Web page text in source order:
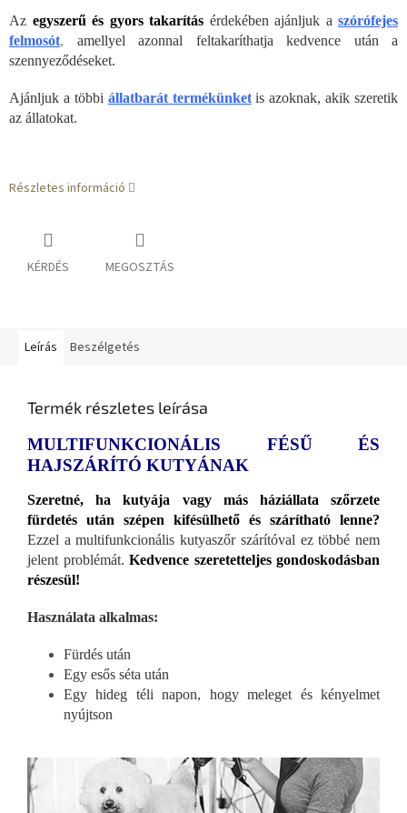
Az egyszerű és gyors takarítás érdekében ajánljuk a szórófejes
felmosót, amellyel azonnal feltakaríthatja kedvence után a
szennyeződéseket.
Ajánljuk a többi állatbarát termékünketis azoknak, akik szeretik
az állatokat.
Részletes információ
KÉRDÉS MEGOSZTÁS
Leírás Beszélgetés
Termék részletes leírása
MULTIFUNKCIONÁLIS FÉSŰ ÉS
HAJSZÁRÍTÓ KUTYÁNAK
Szeretné, ha kutyája vagy más háziállata szőrzete
fürdetés után szépen kifésülhető és szárítható lenne?
Ezzel a multifunkcionális kutyaszőr szárítóval ez többé nem
jelent problémát. Kedvence szeretetteljes gondoskodásban
részesül!
Használata alkalmas:
Fürdés után
Egy esős séta után
Egy hideg téli napon, hogy meleget és kényelmet
nyújtson